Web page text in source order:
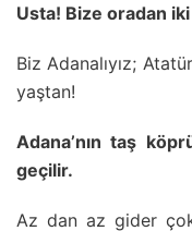
Usta! Bize oradan
Biz Adanalıyız;
yaştan!
Adana’nın taş
geçilir.
Az dan az gider